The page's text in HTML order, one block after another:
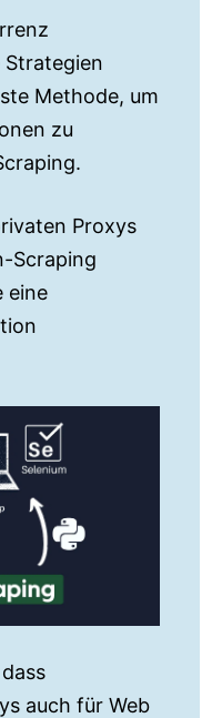
Methode, um
zu
Proxys
Scraping
eine
auch für Web